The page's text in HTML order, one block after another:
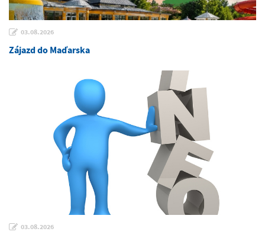
03.08.2026
Zájazd do Maďarska
03.08.2026